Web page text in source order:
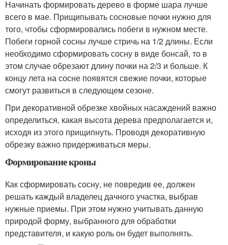
Начинать формировать дерево в форме шара лучше
всего в мае. Прищипывать сосновые почки нужно для
того, чтобы сформировались побеги в нужном месте.
Побеги горной сосны лучше стричь на 1/2 длины. Если
необходимо сформировать сосну в виде бонсай, то в
этом случае обрезают длину почки на 2/3 и больше. К
концу лета на сосне появятся свежие почки, которые
смогут развиться в следующем сезоне.
При декоративной обрезке хвойных насаждений важно
определиться, какая высота дерева предполагается и,
исходя из этого прищипнуть. Проводя декоративную
обрезку важно придерживаться меры.
Формирование кроны
Как сформировать сосну, не повредив ее, должен
решать каждый владелец дачного участка, выбрав
нужные приемы. При этом нужно учитывать данную
природой форму, выбранного для обработки
представителя, и какую роль он будет выполнять.